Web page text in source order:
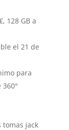
128 GB a
el 21 de
para
tomas jack